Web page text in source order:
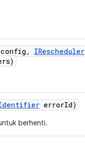
config ,
IRescheduler
errorId)
berhenti.